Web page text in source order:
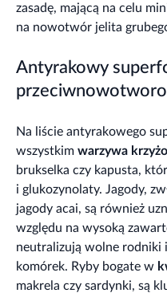
zasadę, mającą na celu
na nowotwór jelita
Antyrakowy
Na liście antyrakowego
wszystkim warzywa
brukselka czy kapusta,
i glukozynolaty. Jagody,
jagody acai, są również
względu na wysoką
neutralizują wolne rodniki
komórek. Ryby bogate w
makrela czy sardynki, są